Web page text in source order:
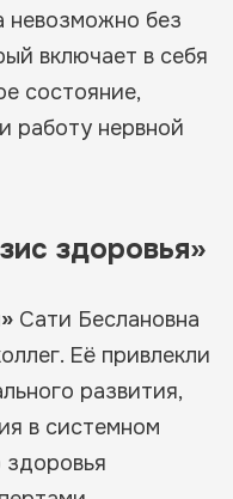
невозможно без
включает в себя
состояние,
работу нервной
здоровья»
Сати Беслановна
Её привлекли
развития,
в системном